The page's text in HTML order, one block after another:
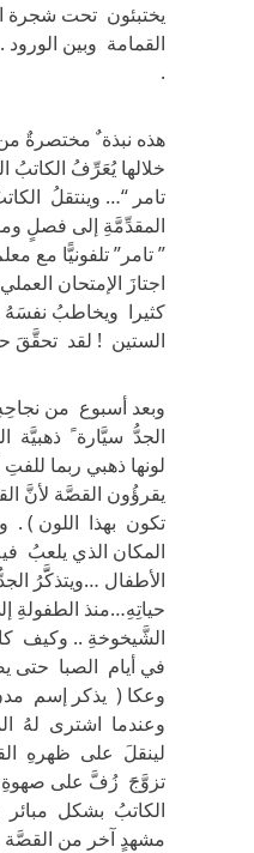
يختبئون تحت شجرة
القمامة وبين
.
هذه نبذة ٌ مختصرةٌ
خلالها يُعَرِّفُ الكاتبُ
تامر “… وينتقلُ
المقدِّمَّةِ إلى فصلٍ
” تامر” تلفونيًّا مع
اجتازَ الإمتحان
كثيرا ويخاطبُ نفسَهُ
الستين ! لقد تحقَّقَ
وبعد أسبوع من
الجدُّ سيَّارة ً ذهبيَّة
لونها ذهبي ربما
يقرؤُون القصَّة لأنَّ
تكون بهذا اللون ) .
المكان الذي يلعبُ
الأطفال …ويتذكََّرُ
حياتِهِ…منذ الطفولةِ
الشَّيخوخةِ .. وكيف
في أيام الصبا حتى
وعكا ( يذكر إسم
وعندما اشترى لهُ
لينقلَ على ظهرهِ
تزوَّجََ زُفَّ على
الكاتبُ بشكل
مشهدٍ آخر من